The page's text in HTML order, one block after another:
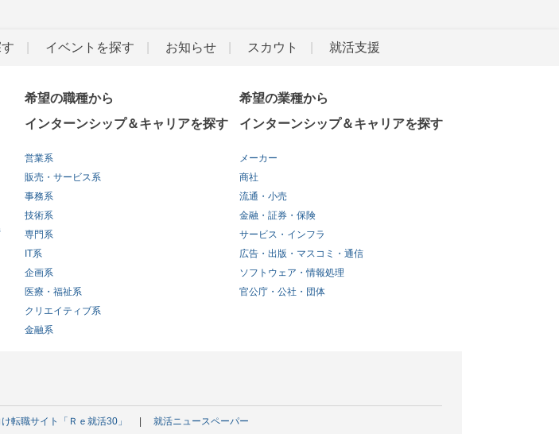
イベントを探す お知らせ スカウト 就活支援
希望の職種から
インターンシップ＆キャリアを探す
営業系
販売・サービス系
事務系
技術系
専門系
IT系
企画系
医療・福祉系
クリエイティブ系
金融系
希望の業種から
インターンシップ＆キャリアを探す
メーカー
商社
流通・小売
金融・証券・保険
サービス・インフラ
広告・出版・マスコミ・通信
ソフトウェア・情報処理
官公庁・公社・団体
転職サイト「Ｒｅ就活30」 就活ニュースペーパー